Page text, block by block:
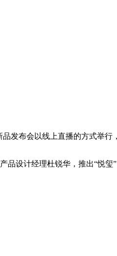
品发布会以线上直播的方式举
设计经理杜锐华，推出“悦玺